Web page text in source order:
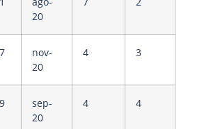
20
nov-
20
4 3
sep-
20
4 4